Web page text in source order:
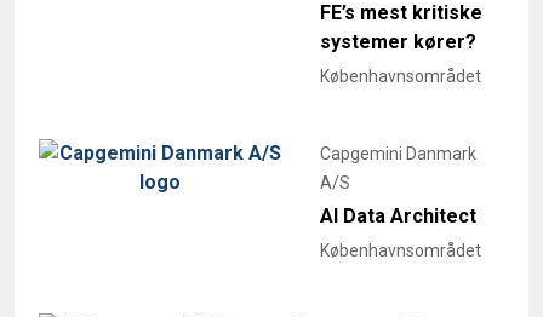
FE’s mest kritiske
systemer kører?
Københavnsområdet
Capgemini Danmark
A/S
AI Data Architect
Københavnsområdet